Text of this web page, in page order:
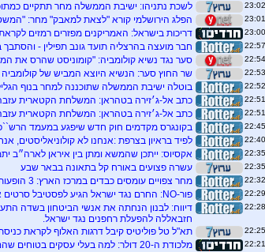
לשכת נתניהו: ישיבת הממשלה מחר תתקיים
הפלג הירושלמי קורא "לצאת למאבק" מחר:
דריכות בישראל: האמריקנים מפזרים רמזים
חבר מועצה בהרצליה תועד גונב תפילין - והסתבך
סער נגד נשיא קולומביה: "קומוניסט שהרס את
שר החוץ סער: הנשיא היוצא המביש של
בוטלה ישיבת הממשלה שתוכננה למחר בנוף
כתב אל-ג׳זירה בטהראן: המשלחת הקטארית
כתב אל-ג׳זירה בטהראן: המשלחת הקטארית
בקונגרס מקדמים חוק חדש שיפגע במעמד
לפיד בראיון בצרפת :אנחנו לא קולוניאליסטים,
אקסיוס: ייתכן שהמשא ומתן בין איראן לארה״ב
עשרה פצועים באורח קל בתאונה בבאר שבע
מחר צפויים עומסים כבדים במרכז הארץ: 3 הופעות ענק והפגנות החרדים
פור-NO: החרם נגד ישראל הגיע לפסטיבל סרטים אירוטיים
דיווח: לבנון הנחתה את אנשי הביטחון בשדה
חזבאללה להפעלת רחפנים נגד ישראל.
תא"ל טל פוליטיס קיבל דרגות האלוף לקראת
מלכודת ה-20 דולר: למה בעלי עסקים בטוחים שהם ב`קדמה`, בזמן שהם נוסעים אחורה